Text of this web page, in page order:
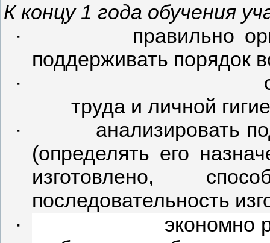
К концу 1 года обучения
·
правильно
поддерживать порядок
·
труда и личной
·
анализировать
(определять его
изготовлено,
последовательность
·
экономно